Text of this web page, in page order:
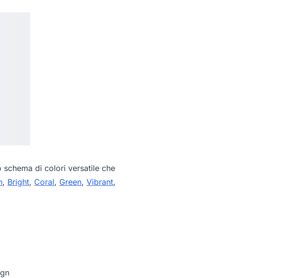
schema di colori versatile che
, Bright, Coral, Green, Vibrant,